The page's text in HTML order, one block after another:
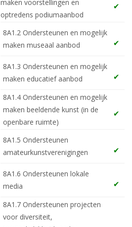
maken voorstellingen en
optredens podiumaanbod
8A1.2 Ondersteunen en mogelijk
maken museaal aanbod
8A1.3 Ondersteunen en mogelijk
maken educatief aanbod
8A1.4 Ondersteunen en mogelijk
maken beeldende kunst (in de
openbare ruimte)
8A1.5 Ondersteunen
amateurkunstverenigingen
8A1.6 Ondersteunen lokale
media
8A1.7 Ondersteunen projecten
voor diversiteit,